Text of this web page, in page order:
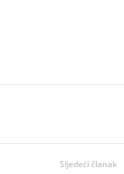
Sljedeći članak